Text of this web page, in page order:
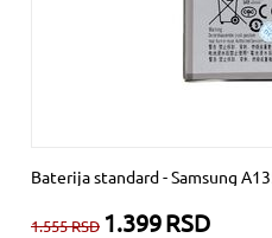
Baterija standard - Samsung
1.555RSD 1.399RSD